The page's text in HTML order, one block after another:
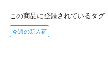
この商品に登録されているタグ
今週の新入荷